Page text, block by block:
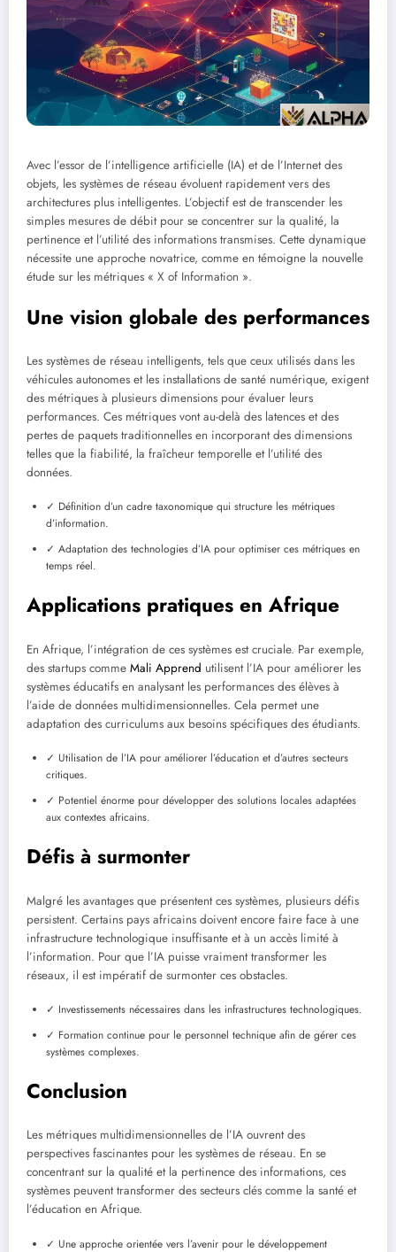
Avec l’essor de l’intelligence artificielle (IA) et de l’Internet des
objets, les systèmes de réseau évoluent rapidement vers des
architectures plus intelligentes. L’objectif est de transcender les
simples mesures de débit pour se concentrer sur la qualité, la
pertinence et l’utilité des informations transmises. Cette dynamique
nécessite une approche novatrice, comme en témoigne la nouvelle
étude sur les métriques « X of Information ».
Une vision globale des performances
Les systèmes de réseau intelligents, tels que ceux utilisés dans les
véhicules autonomes et les installations de santé numérique, exigent
des métriques à plusieurs dimensions pour évaluer leurs
performances. Ces métriques vont au-delà des latences et des
pertes de paquets traditionnelles en incorporant des dimensions
telles que la fiabilité, la fraîcheur temporelle et l’utilité des
données.
✓ Définition d’un cadre taxonomique qui structure les métriques
d’information.
✓ Adaptation des technologies d’IA pour optimiser ces métriques en
temps réel.
Applications pratiques en Afrique
En Afrique, l’intégration de ces systèmes est cruciale. Par exemple,
des startups comme Mali Apprend utilisent l’IA pour améliorer les
systèmes éducatifs en analysant les performances des élèves à
l’aide de données multidimensionnelles. Cela permet une
adaptation des curriculums aux besoins spécifiques des étudiants.
✓ Utilisation de l’IA pour améliorer l’éducation et d’autres secteurs
critiques.
✓ Potentiel énorme pour développer des solutions locales adaptées
aux contextes africains.
Défis à surmonter
Malgré les avantages que présentent ces systèmes, plusieurs défis
persistent. Certains pays africains doivent encore faire face à une
infrastructure technologique insuffisante et à un accès limité à
l’information. Pour que l’IA puisse vraiment transformer les
réseaux, il est impératif de surmonter ces obstacles.
✓ Investissements nécessaires dans les infrastructures technologiques.
✓ Formation continue pour le personnel technique afin de gérer ces
systèmes complexes.
Conclusion
Les métriques multidimensionnelles de l’IA ouvrent des
perspectives fascinantes pour les systèmes de réseau. En se
concentrant sur la qualité et la pertinence des informations, ces
systèmes peuvent transformer des secteurs clés comme la santé et
l’éducation en Afrique.
✓ Une approche orientée vers l’avenir pour le développement